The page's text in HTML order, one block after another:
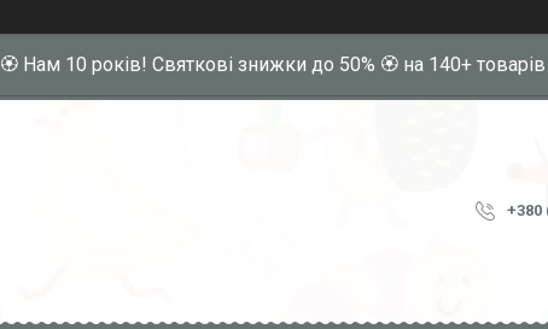
🏵️ Нам 10 років! Святкові знижки до 50% 🏵️ на 140+ товарів
+380